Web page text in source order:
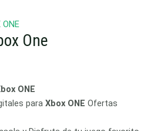
One
ONE
para Xbox ONE Ofertas